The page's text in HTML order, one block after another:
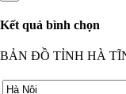
Kết quả bình chọn
BẢN ĐỒ TỈNH HÀ